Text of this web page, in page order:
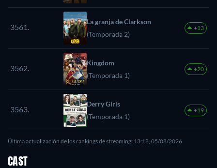
3561.
La granja de Clarkson
(Temporada 2)
+13
3562.
Kingdom
(Temporada 1)
+20
3563.
Derry Girls
(Temporada 1)
+19
Última actualización de los rankings de streaming: 13:18, 05/08/2026
CAST